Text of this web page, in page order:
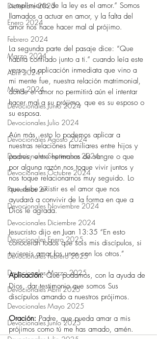
Diciembre 2023
Enero 2024
Febrero 2024
Marzo 2024
Abril 2024
Mayo 2024
Devocionales Junio 2024
Devocionales Julio 2024
Devocionales Agosto 2024
Devocionales Septiembre 2024
Devocionales Octubre 2024
Proverbios 27
Devocionales Noviembre 2024
Devocionales Diciembre 2024
Devocionales Enero 2025
Devocionales Febrero 2025
Devocionales Marzo 2025
Devocionales Abril 2025
Devocionales Mayo 2025
Devocionales Junio 2025
cumplimiento de la ley es el amor.” Somos
llamados a actuar en amor, y la falta del
amor nos hace hacer mal al prójimo.
La segunda parte del pasaje dice: “Que
habita confiado junto a ti.” cuando leía este
verso, la aplicación inmediata que vino a
mi mente fue, nuestra relación matrimonial,
donde el amor no permitirá aún el intentar
hacer mal a su prójimo, que es su esposo o
su esposa.
Aún más, esto lo podemos aplicar a
nuestras relaciones familiares entre hijos y
padres, entre hermanos de sangre o que
por alguna razón nos toque vivir juntos y
nos toque relacionarnos muy seguido. Lo
que debe existir es el amor que nos
ayudará a convivir de la forma en que a
Dios le agrada.
Jesucristo dijo en Juan 13:35 “En esto
conocerán todos que sois mis discípulos, si
tuviereis amor los unos con los otros.”
Aplicación: Que podamos, con la ayuda de
Dios, dar testimonio que somos Sus
discípulos amando a nuestros prójimos.
Oración: Padre, que pueda amar a mis
prójimos como tú me has amado, amén.